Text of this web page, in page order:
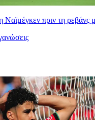
Ναϊμέγκεν πριν τη ρεβάνς